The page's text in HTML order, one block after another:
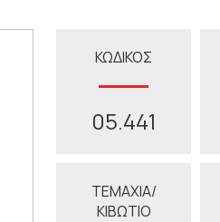
ΚΩΔΙΚΟΣ
05.441
ΤΕΜΑΧΙΑ/
ΚΙΒΩΤΙΟ